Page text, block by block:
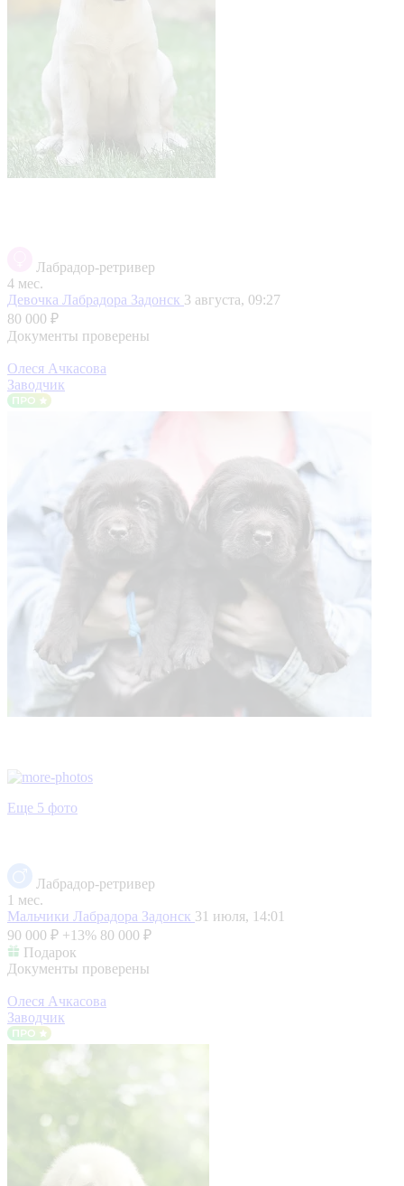
Лабрадор-ретривер
4 мес.
Девочка Лабрадора Задонск 3 августа, 09:27
80 000 ₽
Документы проверены
Олеся Ачкасова
Заводчик
Еще 5 фото
Лабрадор-ретривер
1 мес.
Мальчики Лабрадора Задонск 31 июля, 14:01
90 000 ₽ +13% 80 000 ₽
Подарок
Документы проверены
Олеся Ачкасова
Заводчик